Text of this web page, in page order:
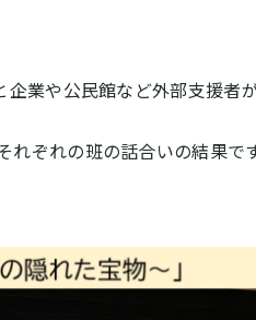
業や公民館など外部支援者
ぞれの班の話合いの結果です